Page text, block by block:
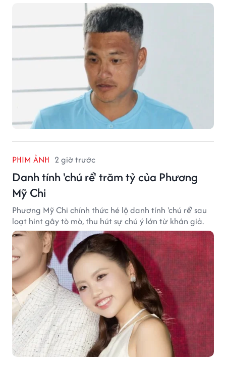
PHIM ẢNH 2 giờ trước
Danh tính 'chú rể' trăm tỷ của Phương
Mỹ Chi
Phương Mỹ Chi chính thức hé lộ danh tính 'chú rể' sau
loạt hint gây tò mò, thu hút sự chú ý lớn từ khán giả.